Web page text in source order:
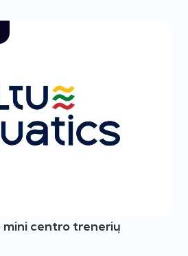
mini centro trenerių